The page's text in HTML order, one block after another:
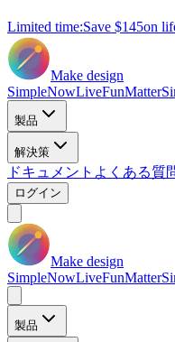
Limited time:Save $145on
Make design
SimpleNowLiveFunMatter
製品
解決策
ドキュメント よくある質
ログイン
Make design
SimpleNowLiveFunMatter
製品